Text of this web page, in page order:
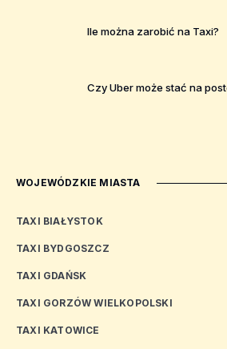
Ile można zarobić na Taxi?
Czy Uber może stać na
WOJEWÓDZKIE MIASTA
TAXI BIAŁYSTOK
TAXI BYDGOSZCZ
TAXI GDAŃSK
TAXI GORZÓW WIELKOPOLSKI
TAXI KATOWICE